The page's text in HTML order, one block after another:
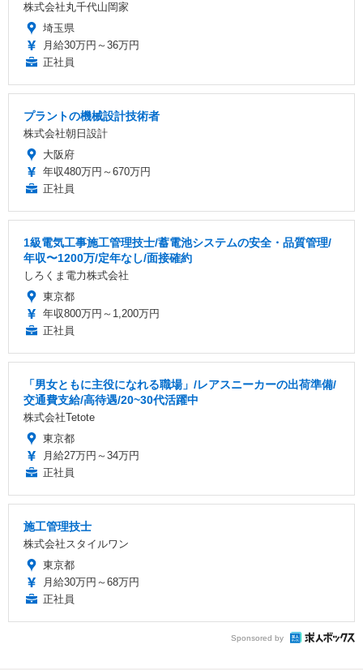
株式会社丸千代山岡家
埼玉県
月給30万円～36万円
正社員
プラントの機械設計技術者
株式会社朝日設計
大阪府
年収480万円～670万円
正社員
1級電気工事施工管理技士/蓄電池システムの安全・品質管理/
年収〜1200万/定年なし/面接確約
しろくま電力株式会社
東京都
年収800万円～1,200万円
正社員
「男女ともに主役になれる職場」/レアスニーカーの出荷準備/
交通費支給/高待遇/20~30代活躍中
株式会社Tetote
東京都
月給27万円～34万円
正社員
施工管理技士
株式会社スタイルワン
東京都
月給30万円～68万円
正社員
Sponsored by